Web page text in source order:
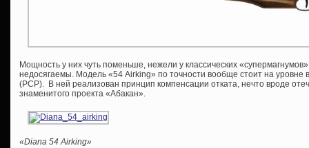
Мощность у них чуть поменьше, нежели у классических
недосягаемы. Модель «54 Airking» по точности вообще стоит на уровне
(PCP). В ней реализован принцип компенсации отката, нечто вроде
знаменитого проекта «Абакан».
«Diana 54 Airking»